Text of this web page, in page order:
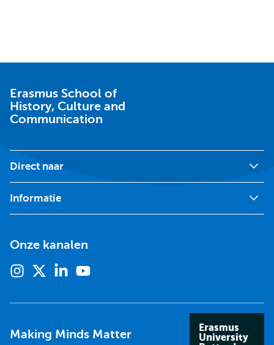
Erasmus School of
History, Culture and
Communication
Direct naar
Informatie
Onze kanalen
Instagram
twitter)
Linkedin
Making Minds Matter
Erasmus
University